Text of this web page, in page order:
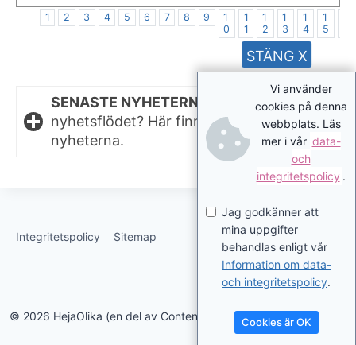
1 2 3 4 5 6 7 8 9
1
0
1
1
1
2
1
3
1
4
1
5
SENASTE NYHETERNA.
Missat något i
nyhetsflödet? Här finns de senaste
nyheterna.
Integritetspolicy Sitemap
© 2026 HejaOlika (en del av Contentverkstan.se)
Vi använder
cookies på denna
webbplats. Läs
mer i vår data-
och
integritetspolicy .
Jag godkänner att
mina uppgifter
behandlas enligt vår
Information om data-
och integritetspolicy.
Cookies är OK
STÄNG X